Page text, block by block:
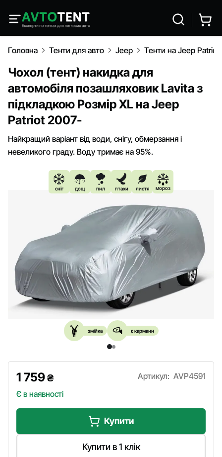
Головна Тенти для авто Jeep Тенти на Jeep
Чохол (тент) накидка для
автомобіля позашляховик Lavita з
підкладкою Розмір XL на Jeep
Patriot 2007-
Найкращий варіант від води, снігу, обмерзання і
невеликого граду. Воду тримає на 95%.
сніг дощ пил птахи листя мороз
змійка є кармани
1 759₴
Є в наявності
Артикул: AVP4591
Купити
Купити в 1 клік